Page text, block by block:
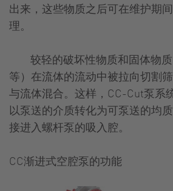
出来，这些物质之后可在维护期
理。
较轻的破坏性物质和固体物质
等）在流体的流动中被拉向切割
与流体混合。这样，CC-Cut泵系
以泵送的介质转化为可泵送的均
接进入螺杆泵的吸入腔。
CC渐进式空腔泵的功能